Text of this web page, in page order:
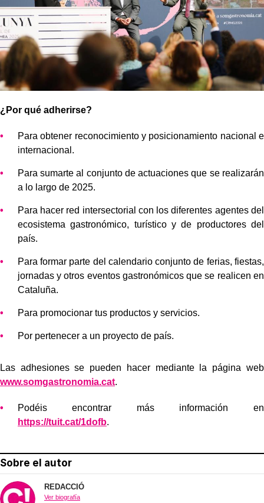
¿Por qué adherirse?
Para obtener reconocimiento y posicionamiento nacional e
internacional.
Para sumarte al conjunto de actuaciones que se realizarán
a lo largo de 2025.
Para hacer red intersectorial con los diferentes agentes del
ecosistema gastronómico, turístico y de productores del
país.
Para formar parte del calendario conjunto de ferias, fiestas,
jornadas y otros eventos gastronómicos que se realicen en
Cataluña.
Para promocionar tus productos y servicios.
Por pertenecer a un proyecto de país.
Las adhesiones se pueden hacer mediante la página web
www.somgastronomia.cat.
Podéis encontrar más información en
https://tuit.cat/1dofb.
Sobre el autor
REDACCIÓ
Ver biografía